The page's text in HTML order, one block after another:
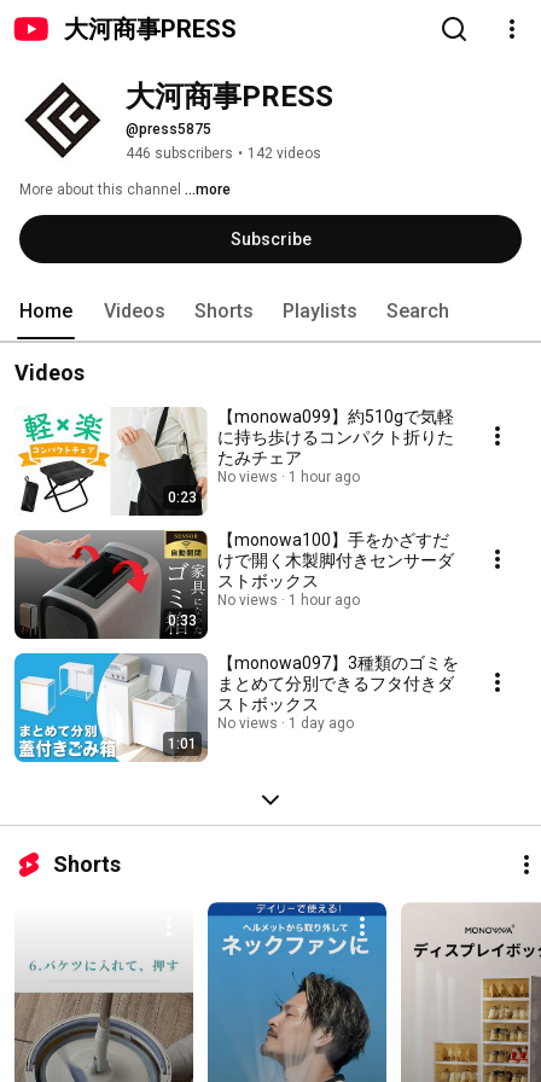
大河商事PRESS
大河商事PRESS
@press5875
446 subscribers • 142 videos
More about this channel ...more
Subscribe
Home Videos Shorts Playlists Search
Videos
0:23
【monowa099】約510gで気軽
に持ち歩けるコンパクト折りた
たみチェア
No views 1 hour ago
0:33
【monowa100】手をかざすだ
けで開く木製脚付きセンサーダ
ストボックス
No views 1 hour ago
1:01
【monowa097】3種類のゴミを
まとめて分別できるフタ付きダ
ストボックス
No views 1 day ago
Shorts